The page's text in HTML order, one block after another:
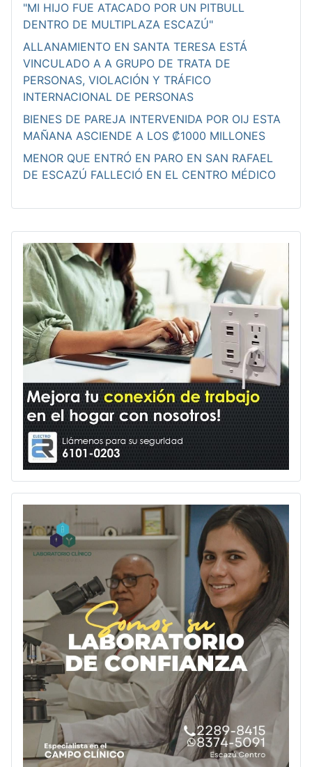
"MI HIJO FUE ATACADO POR UN PITBULL
DENTRO DE MULTIPLAZA ESCAZÚ"
ALLANAMIENTO EN SANTA TERESA ESTÁ
VINCULADO A A GRUPO DE TRATA DE
PERSONAS, VIOLACIÓN Y TRÁFICO
INTERNACIONAL DE PERSONAS
BIENES DE PAREJA INTERVENIDA POR OIJ ESTA
MAÑANA ASCIENDE A LOS ₡1000 MILLONES
MENOR QUE ENTRÓ EN PARO EN SAN RAFAEL
DE ESCAZÚ FALLECIÓ EN EL CENTRO MÉDICO